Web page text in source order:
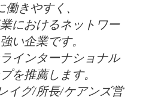
働きやすく、
におけるネットワー
い企業です。
インターナショナル
を推薦します。
イグ/所長/ケアンズ営